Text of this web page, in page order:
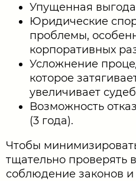
Упущенная
Юридические
проблемы,
корпоративных
Усложнение
которое
увеличивает
Возможность
(3 года).
Чтобы
тщательно проверять
соблюдение законов и